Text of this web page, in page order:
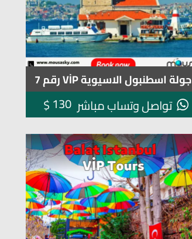
جولة اسطنبول الاسيوية VİP رقم 7
تواصل وتساب مباشر $130